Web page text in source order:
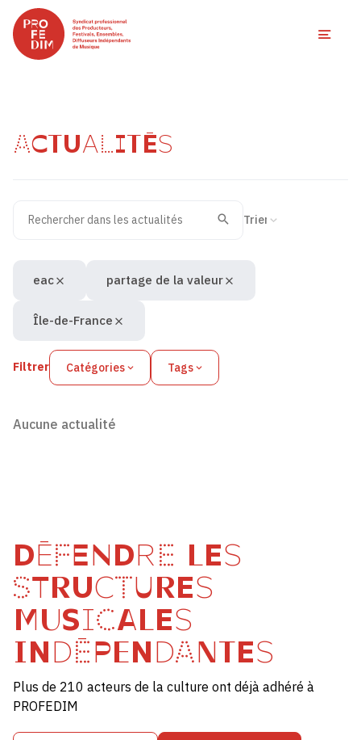
ACTUALITÉS
Recherche
Valider
Filtrer Catégories Tags
eac partage de la valeur
Île-de-France
Aucune actualité
DÉFENDRE LES
STRUCTURES
MUSICALES
INDÉPENDANTES
Plus de 210 acteurs de la culture ont déjà adhéré à
PROFEDIM